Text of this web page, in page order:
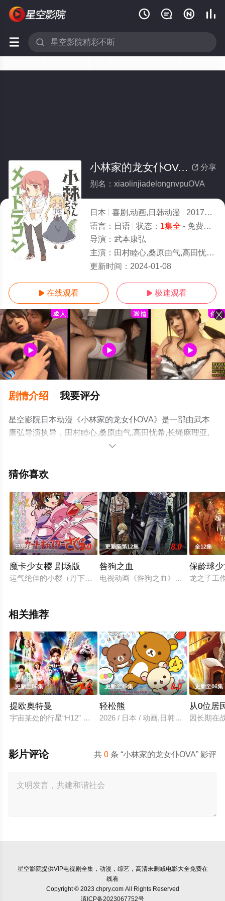
   
 
1集全/全集
 分享
小林家的龙女仆OVA(全集)
别名：xiaolinjiadelongnvpuOVA
日本 喜剧,动画,日韩动漫 2017
9.0
语言： 日语 状态： 1集全 - 免费在线播放
导演： 武本康弘
主演： 田村睦心,桑原由气,高田忧希,长绳麻理亚,高桥未奈美,小野大辅,中村悠一,加藤英美里,石原夏织,后藤邑子,高桥伸也
更新时间： 2024-01-08
 在线观看  极速观看
剧情介绍 我要评分
星空影院日本动漫《小林家的龙女仆OVA》是一部由武本
康弘导演执导，田村睦心,桑原由气,高田忧希,长绳麻理亚,
高桥未奈美,小野大辅,中村悠一,加藤英美里,石原夏织,后藤
揭晓（1集全），手机免费观看高清无删减完整版动漫全集
猫或剧情网等平台了解。

猜你喜欢
已完结 5.0
魔卡少女樱 剧场版
运气绝佳的小樱（丹下樱 配音）在买文具时，抽中了特等奖，
更新至第12集 8.0
咎狗之血
电视动画《咎狗之血》（咎狗の血）
全12集
保龄球
龙之子工
相关推荐
更新至06集 6.0
提欧奥特曼
宇宙某处的行星“H12” 这颗与地球极其相似的星球，某日遭到
更新至19集 8.0
轻松熊
2026 / 日本 / 动画,日韩动漫
更新至06集
从0位居
因长期在
共0 条 “小林家的龙女仆OVA” 影评
影片评论
星空影院提供VIP电视剧全集，动漫，综艺，高清未删减电影大全免费在
线看
Copyright © 2023 chpry.com All Rights Reserved
滇ICP备2023067752号